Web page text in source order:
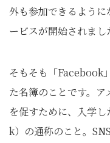
外も参加できるよう
ービスが開始されまし
そもそも「Facebook
た名簿のことです。
を促すために、入学
k）の通称のこと。